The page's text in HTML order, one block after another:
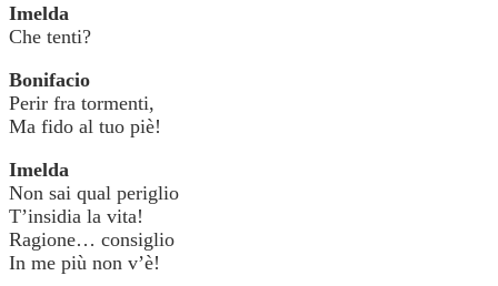
Imelda
Che tenti?
Bonifacio
Perir fra tormenti,
Ma fido al tuo piè!
Imelda
Non sai qual periglio
T’insidia la vita!
Ragione… consiglio
In me più non v’è!